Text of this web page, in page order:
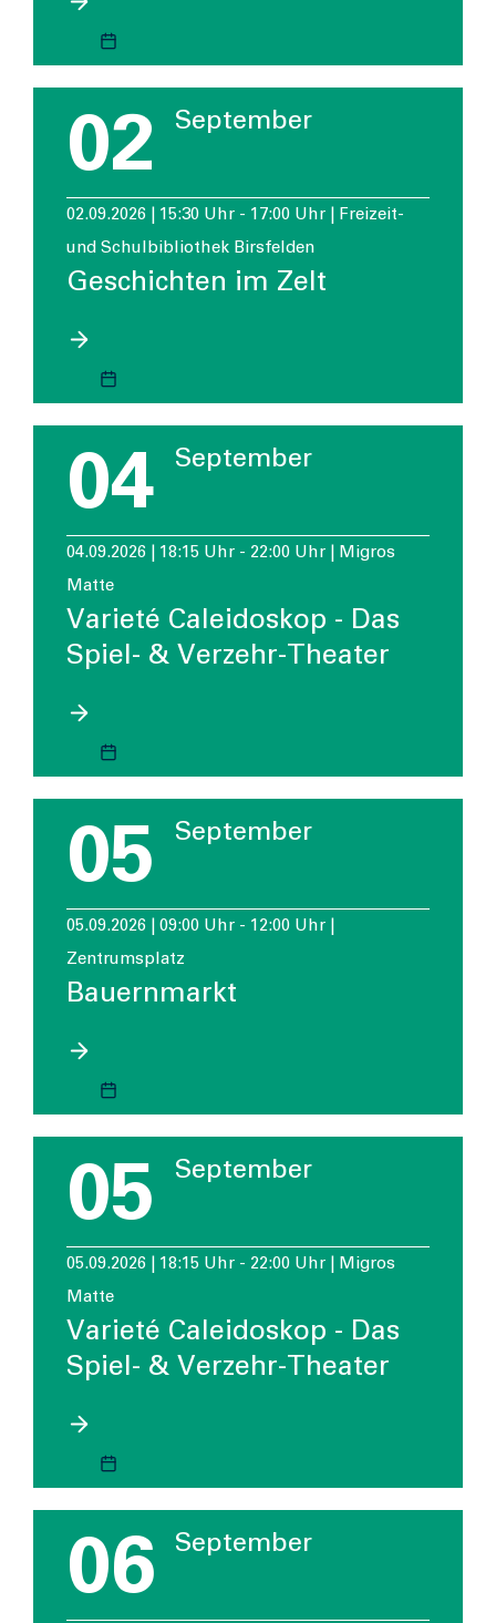
02 September
02.09.2026 | 15:30 Uhr - 17:00 Uhr | Freizeit-
und Schulbibliothek Birsfelden
Geschichten im Zelt
04 September
04.09.2026 | 18:15 Uhr - 22:00 Uhr | Migros
Matte
Varieté Caleidoskop - Das
Spiel- & Verzehr-Theater
05 September
05.09.2026 | 09:00 Uhr - 12:00 Uhr |
Zentrumsplatz
Bauernmarkt
05 September
05.09.2026 | 18:15 Uhr - 22:00 Uhr | Migros
Matte
Varieté Caleidoskop - Das
Spiel- & Verzehr-Theater
06 September